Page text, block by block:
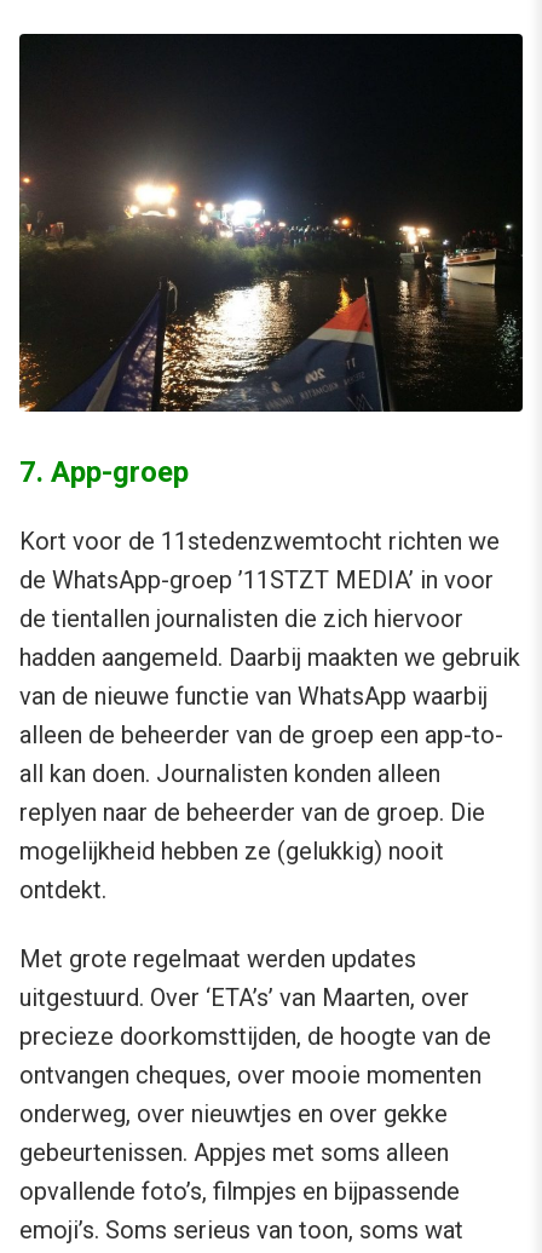
7. App-groep
Kort voor de 11stedenzwemtocht richten we
de WhatsApp-groep ’11STZT MEDIA’ in voor
de tientallen journalisten die zich hiervoor
hadden aangemeld. Daarbij maakten we gebruik
van de nieuwe functie van WhatsApp waarbij
alleen de beheerder van de groep een app-to-
all kan doen. Journalisten konden alleen
replyen naar de beheerder van de groep. Die
mogelijkheid hebben ze (gelukkig) nooit
ontdekt.
Met grote regelmaat werden updates
uitgestuurd. Over ‘ETA’s’ van Maarten, over
precieze doorkomsttijden, de hoogte van de
ontvangen cheques, over mooie momenten
onderweg, over nieuwtjes en over gekke
gebeurtenissen. Appjes met soms alleen
opvallende foto’s, filmpjes en bijpassende
emoji’s. Soms serieus van toon, soms wat